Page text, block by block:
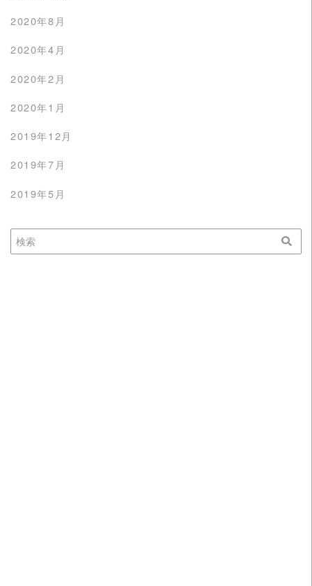
2020年8月
2020年4月
2020年2月
2020年1月
2019年12月
2019年7月
2019年5月